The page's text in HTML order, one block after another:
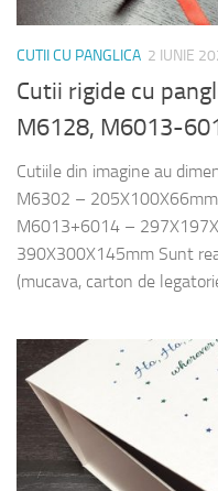
CUTII CU PANGLICA 2 IUNIE
Cutii rigide cu
M6128, M6013-
Cutiile din imagine au
M6302 –
M6013+6014 –
390X300X145mm Sunt
(mucava, carton de